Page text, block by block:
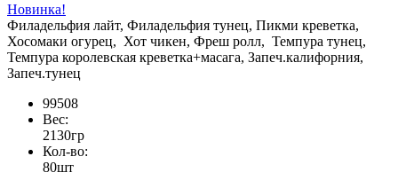
Новинка!
Филадельфия лайт, Филадельфия тунец, Пикми креветка,
Хосомаки огурец, Хот чикен, Фреш ролл, Темпура тунец,
Темпура королевская креветка+масага, Запеч.калифорния,
Запеч.тунец
99508
Вес:
2130гр
Кол-во:
80шт